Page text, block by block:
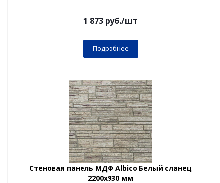
1 873 руб./шт
Подробнее
Стеновая панель МДФ Albico Белый сланец
2200х930 мм